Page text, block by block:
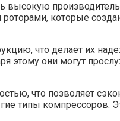
которые
что делает их
этому они могут
что позволяет
типы компрессоров.